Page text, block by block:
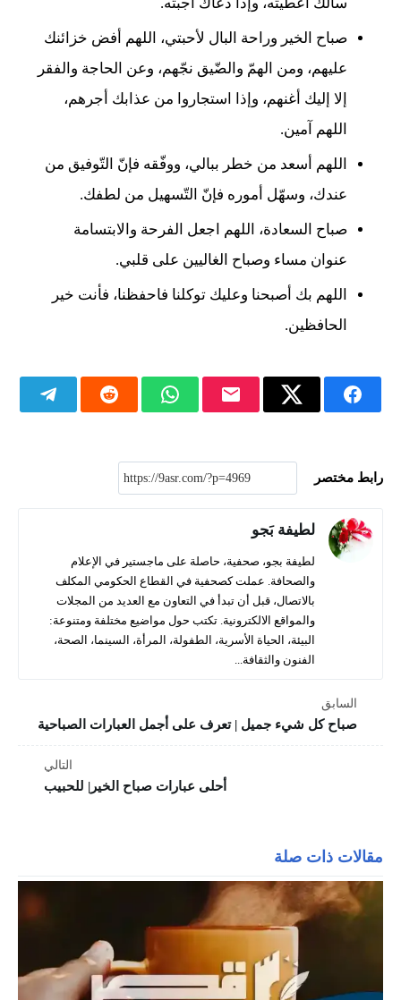
صباح الخير وراحة البال لأحبتي، اللهم أفض خزائنك
عليهم، ومن الهمّ والضّيق نجّهم، وعن الحاجة والفقر
إلا إليك أغنهم، وإذا استجاروا من عذابك أجرهم،
اللهم آمين.
اللهم أسعد من خطر ببالي، ووفّقه فإنّ التّوفيق من
عندك، وسهّل أموره فإنّ التّسهيل من لطفك.
صباح السعادة، اللهم اجعل الفرحة والابتسامة
عنوان مساء وصباح الغاليين على قلبي.
اللهم بك أصبحنا وعليك توكلنا فاحفظنا، فأنت خير
الحافظين.
رابط مختصر
لطيفة بَجو
لطيفة بجو، صحفية، حاصلة على ماجستير في الإعلام
والصحافة. عملت كصحفية في القطاع الحكومي المكلف
بالاتصال، قبل أن تبدأ في التعاون مع العديد من المجلات
والمواقع الالكترونية. تكتب حول مواضيع مختلفة ومتنوعة:
البيئة، الحياة الأسرية، الطفولة، المرأة، السينما، الصحة،
الفنون والثقافة...
السابق
صباح كل شيء جميل | تعرف على أجمل العبارات الصباحية
التالي
أحلى عبارات صباح الخير| للحبيب
مقالات ذات صلة